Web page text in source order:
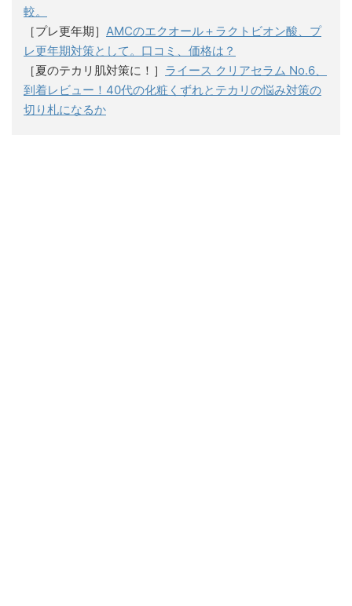
較。
［プレ更年期］ AMCのエクオール＋ラクトビオン酸、プ
レ更年期対策として。口コミ、価格は？
［夏のテカリ肌対策に！］ ライース クリアセラム No.6、
到着レビュー！40代の化粧くずれとテカリの悩み対策の
切り札になるか